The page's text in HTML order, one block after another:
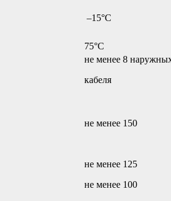
–15°С
75°С
не менее 8
кабеля
не менее 150
не менее 125
не менее 100